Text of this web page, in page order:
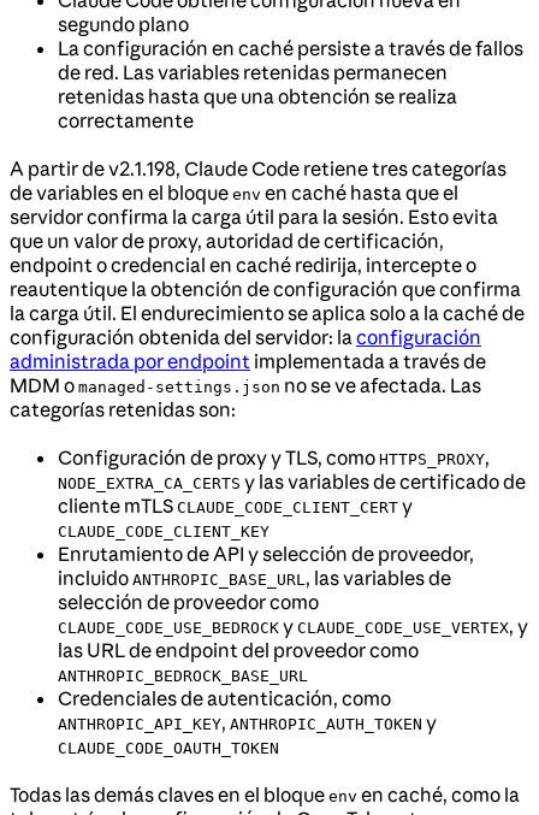
segundo plano
La configuración en caché persiste a través de fallos
de red. Las variables retenidas permanecen
retenidas hasta que una obtención se realiza
correctamente
A partir de v2.1.198, Claude Code retiene tres categorías
de variables en el bloque env en caché hasta que el
servidor confirma la carga útil para la sesión. Esto evita
que un valor de proxy, autoridad de certificación,
endpoint o credencial en caché redirija, intercepte o
reautentique la obtención de configuración que confirma
la carga útil. El endurecimiento se aplica solo a la caché de
configuración obtenida del servidor: la configuración
administrada por endpoint implementada a través de
MDM o managed-settings.json no se ve afectada. Las
categorías retenidas son:
Configuración de proxy y TLS, como HTTPS_PROXY,
NODE_EXTRA_CA_CERTS y las variables de certificado de
cliente mTLS CLAUDE_CODE_CLIENT_CERT y
CLAUDE_CODE_CLIENT_KEY
Enrutamiento de API y selección de proveedor,
incluido ANTHROPIC_BASE_URL , las variables de
selección de proveedor como
CLAUDE_CODE_USE_BEDROCK y CLAUDE_CODE_USE_VERTEX, y
las URL de endpoint del proveedor como
ANTHROPIC_BEDROCK_BASE_URL
Credenciales de autenticación, como
ANTHROPIC_API_KEY, ANTHROPIC_AUTH_TOKEN y
CLAUDE_CODE_OAUTH_TOKEN
Todas las demás claves en el bloque env en caché, como la